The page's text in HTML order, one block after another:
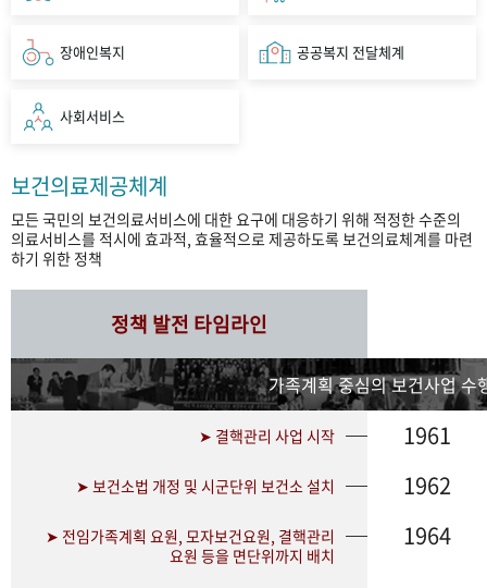
장애인복지 공공복지 전달체계
사회서비스
보건의료제공체계
모든 국민의 보건의료서비스에 대한 요구에 대응하기 위해 적정한 수준의
의료서비스를 적시에 효과적, 효율적으로 제공하도록 보건의료체계를 마련
하기 위한 정책
정책 발전 타임라인
가족계획 중심의 보건사업 수
➤ 결핵관리 사업 시작 1961
➤ 보건소법 개정 및 시군단위 보건소 설치 1962
➤ 전임가족계획 요원, 모자보건요원, 결핵관리
요원 등을 면단위까지 배치
1964